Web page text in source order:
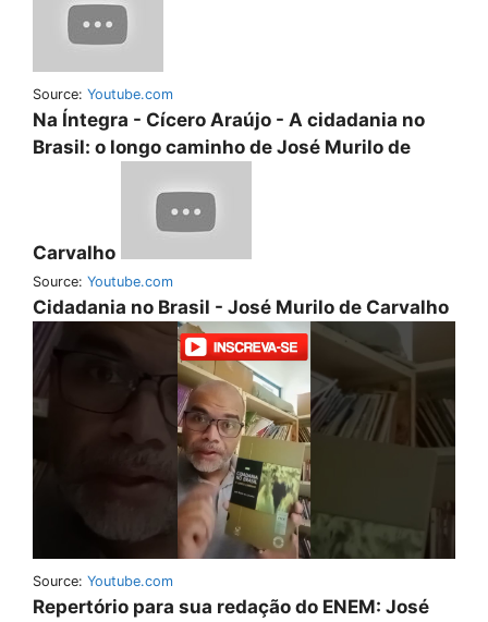
Source: Youtube.com
Na Íntegra - Cícero Araújo - A cidadania no
Brasil: o longo caminho de José Murilo de
Carvalho
Source: Youtube.com
Cidadania no Brasil - José Murilo de Carvalho
Source: Youtube.com
Repertório para sua redação do ENEM: José